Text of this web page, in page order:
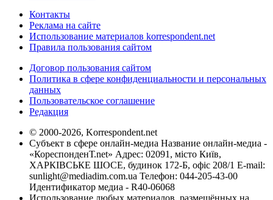
Контакты
Реклама на сайте
Использование материалов korrespondent.net
Правила пользования сайтом
Договор пользования сайтом
Политика в сфере конфиденциальности и персональных
данных
Пользовательское соглашение
Редакция
© 2000-2026, Korrespondent.net
Субъект в сфере онлайн-медиа Название онлайн-медиа -
«КореспонденТ.net» Адрес: 02091, місто Київ,
ХАРКІВСЬКЕ ШОСЕ, будинок 172-Б, офіс 208/1 E-mail:
sunlight@mediadim.com.ua Телефон: 044-205-43-00
Идентификатор медиа - R40-06068